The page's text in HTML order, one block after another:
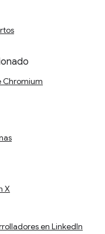
Chromium
X
en LinkedIn